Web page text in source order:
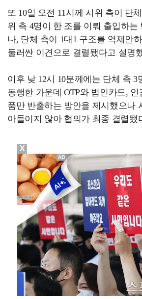
또 10일 오전 11시께 시위 측이 단
위 측 4명이 한 조를 이뤄 출입하는
나, 단체 측이 1대1 구조를 역제안
둘러싼 이견으로 결렬됐다고 설명
이후 낮 12시 10분께에는 단체 측 3
동행한 가운데 OTP와 법인카드,
품만 반출하는 방안을 제시했으나
아들이지 않아 협의가 최종 결렬됐
X